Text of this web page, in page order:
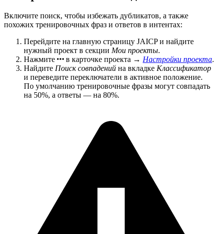
Включите поиск, чтобы избежать дубликатов, а также
похожих тренировочных фраз и ответов в интентах:
Перейдите на главную страницу JAICP и найдите
нужный проект в секции Мои проекты.
Нажмите
в карточке проекта → Настройки проекта.
Найдите Поиск совпадений на вкладке Классификатор
и переведите переключатели в активное положение.
По умолчанию тренировочные фразы могут совпадать
на 50%, а ответы — на 80%.